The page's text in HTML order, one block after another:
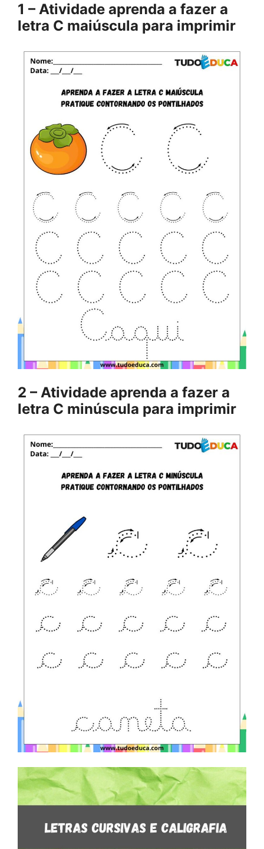
1 – Atividade aprenda a fazer a
letra C maiúscula para imprimir
2 – Atividade aprenda a fazer a
letra C minúscula para imprimir